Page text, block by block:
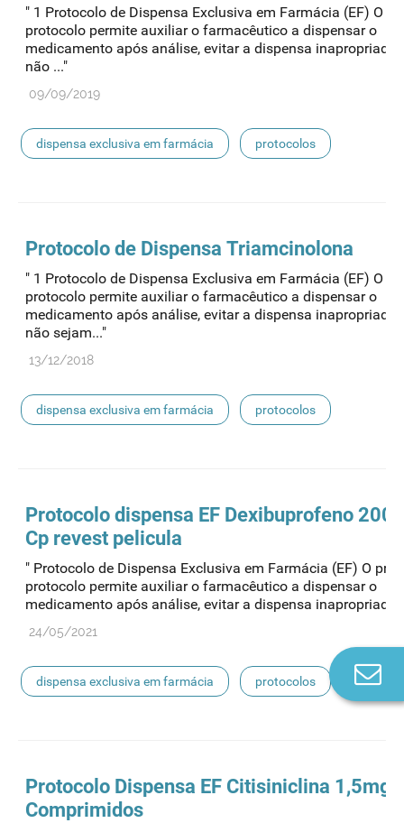
" 1 Protocolo de Dispensa Exclusiva em Farmácia (EF) O
protocolo permite auxiliar o farmacêutico a dispensar o
medicamento após análise, evitar a dispensa inapropriada
não ..."
09/09/2019
dispensa exclusiva em farmácia protocolos
Protocolo de Dispensa Triamcinolona
" 1 Protocolo de Dispensa Exclusiva em Farmácia (EF) O
protocolo permite auxiliar o farmacêutico a dispensar o
medicamento após análise, evitar a dispensa inapropriada
não sejam..."
13/12/2018
dispensa exclusiva em farmácia protocolos
Protocolo dispensa EF Dexibuprofeno
Cp revest pelicula
" Protocolo de Dispensa Exclusiva em Farmácia (EF) O
protocolo permite auxiliar o farmacêutico a dispensar o
medicamento após análise, evitar a dispensa
24/05/2021
dispensa exclusiva em farmácia protocolos
Protocolo Dispensa EF Citisiniclina 1,5mg
Comprimidos